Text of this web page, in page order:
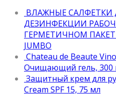
ВЛАЖНЫЕ САЛФЕТКИ
ДЕЗИНФЕКЦИИ
ГЕРМЕТИЧНОМ ПАКЕТЕ
JUMBO
Chateau de Beaute
Очищающий гель, 300
Защитный крем для
Cream SPF 15, 75 мл